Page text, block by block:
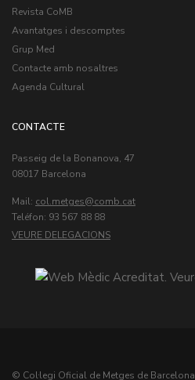
Revista CoMB
Avantatges i descomptes
Grup Med
Contacte amb nosaltres
Agenda Cultural
CONTACTE
Passeig de la Bonanova, 47
08017 Barcelona
Mail: col.metges
Teléfon: 93 567 88 88
VEURE DELEGACIONS
© Col·legi Oficial de Metges de Barcelona